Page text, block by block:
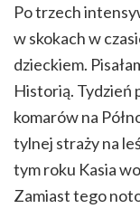
Po trzech
w skokach w
dzieckiem.
Historią. Tydzień
komarów na
tylnej straży na
tym roku Kasia
Zamiast tego